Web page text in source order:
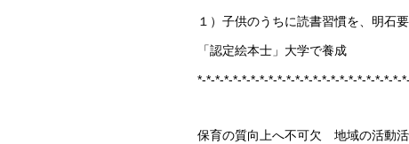
１）子供のうちに読書習慣を、明石
「認定絵本士」大学で養成
*-*-*-*-*-*-*-*-*-*-*-*-*-*-*-*-*-*-*-*-*-*-*-
保育の質向上へ不可欠 地域の活動